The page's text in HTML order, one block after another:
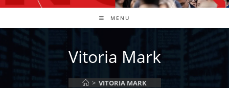
MENU
Vitoria Mark
> VITORIA MARK